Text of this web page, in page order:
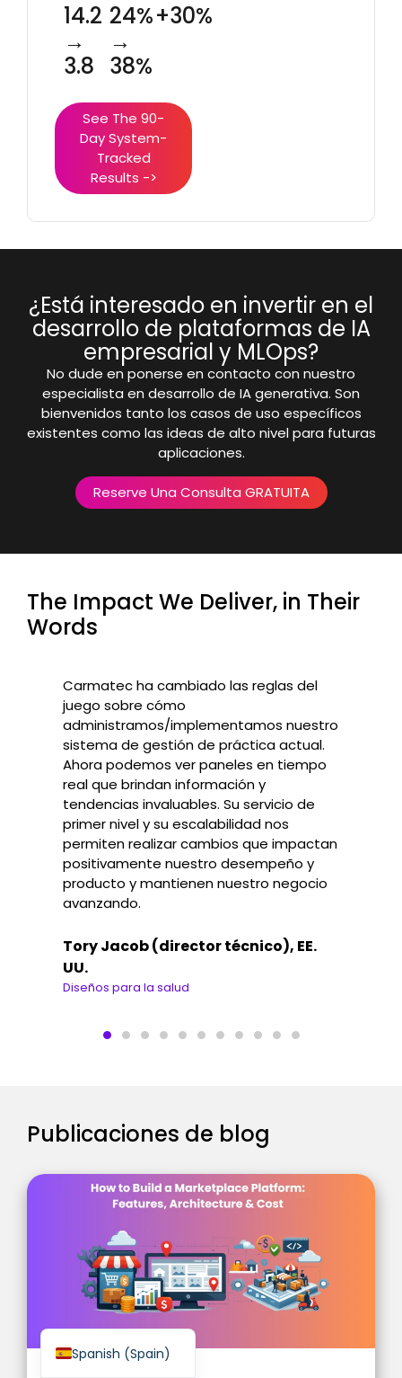
14.2
→
3.8
24%
→
38%
+30%
See The 90-
Day System-
Tracked
Results ->
¿Está interesado en invertir en el
desarrollo de plataformas de IA
empresarial y MLOps?
No dude en ponerse en contacto con nuestro
especialista en desarrollo de IA generativa. Son
bienvenidos tanto los casos de uso específicos
existentes como las ideas de alto nivel para futuras
aplicaciones.
Reserve Una Consulta GRATUITA
The Impact We Deliver, in Their
Words
Carmatec ha cambiado las reglas del
juego sobre cómo
administramos/implementamos nuestro
sistema de gestión de práctica actual.
Ahora podemos ver paneles en tiempo
real que brindan información y
tendencias invaluables. Su servicio de
primer nivel y su escalabilidad nos
permiten realizar cambios que impactan
positivamente nuestro desempeño y
producto y mantienen nuestro negocio
avanzando.
Tory Jacob (director técnico), EE.
UU.
Diseños para la salud
Publicaciones de blog
Spanish (Spain)
Spanish (Mexico)
Italian
French
German
Japanese
Dutch